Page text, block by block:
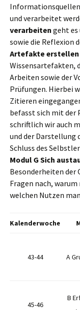
und verarbeitet
verarbeiten geht es
sowie die Reflexion
Artefakte erstellen
Wissensartefakten,
Arbeiten sowie der
Prüfungen. Hierbei
Zitieren
befasst sich mit der
schriftlich wir auch
und der Darstellung
Schluss des
Modul G Sich
Besonderheiten der
Fragen nach,
welchen Nutzen
Kalenderwoche
43-44 A
45-46
B